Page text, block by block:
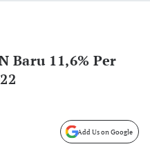
Baru 11,6% Per
Add Us on Google